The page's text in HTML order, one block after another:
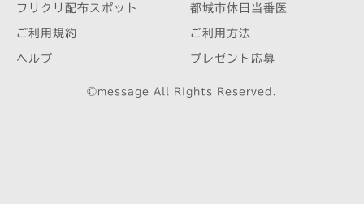
フリクリ配布スポット 都城市休日当番医
ご利用規約 ご利用方法
ヘルプ プレゼント応募
©message All Rights Reserved.